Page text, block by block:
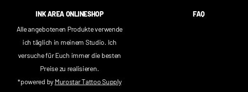
INK AREA ONLINESHOP
Alle angebotenen Produkte verwende
ich täglich in meinem Studio. Ich
versuche für Euch immer die besten
Preise zu realisieren.
*powered by Murostar Tattoo Supply
FAQ